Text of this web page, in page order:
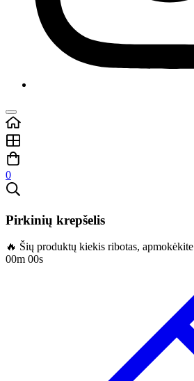
0
Pirkinių krepšelis
🔥 Šių produktų kiekis ribotas, apmokėkite
00m 00s